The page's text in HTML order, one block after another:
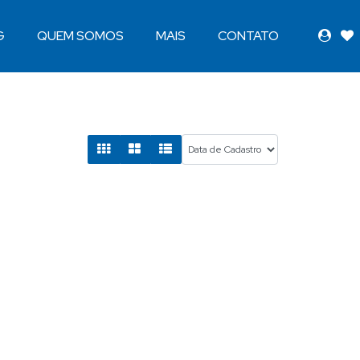
CONTATO
MAIS
QUEM SOMOS